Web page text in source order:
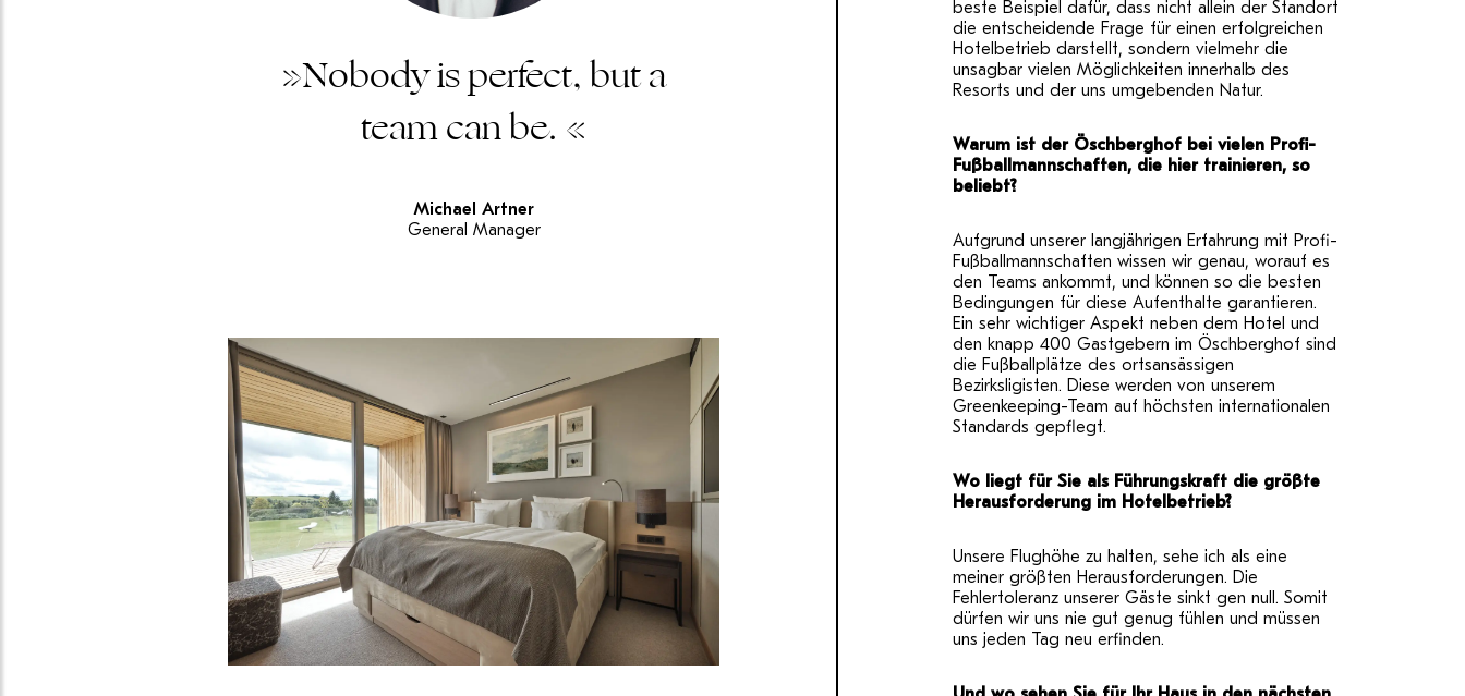
»Nobody is perfect, but a
team can be. «
Michael Artner
General Manager
beste Beispiel dafür, dass nicht allein der Standort
die entscheidende Frage für einen erfolgreichen
Hotelbetrieb darstellt, sondern vielmehr die
unsagbar vielen Möglichkeiten innerhalb des
Resorts und der uns umgebenden Natur.
Warum ist der Öschberghof bei vielen Profi-
Fußballmannschaften, die hier trainieren, so
beliebt?
Aufgrund unserer langjährigen Erfahrung mit Profi-
Fußballmannschaften wissen wir genau, worauf es
den Teams ankommt, und können so die besten
Bedingungen für diese Aufenthalte garantieren.
Ein sehr wichtiger Aspekt neben dem Hotel und
den knapp 400 Gastgebern im Öschberghof sind
die Fußballplätze des ortsansässigen
Bezirksligisten. Diese werden von unserem
Greenkeeping-Team auf höchsten internationalen
Standards gepflegt.
Wo liegt für Sie als Führungskraft die größte
Herausforderung im Hotelbetrieb?
Unsere Flughöhe zu halten, sehe ich als eine
meiner größten Herausforderungen. Die
Fehlertoleranz unserer Gäste sinkt gen null. Somit
dürfen wir uns nie gut genug fühlen und müssen
uns jeden Tag neu erfinden.